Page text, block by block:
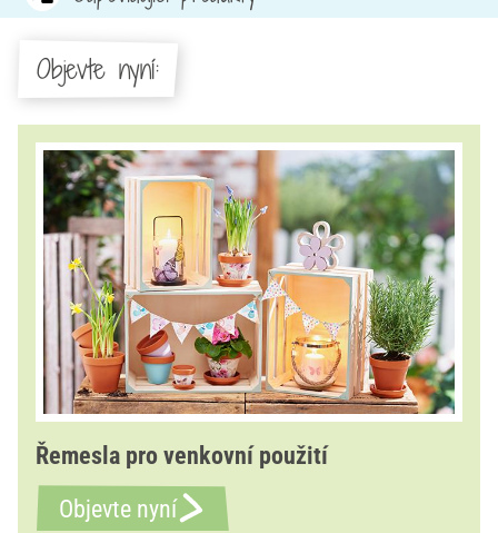
Objevte nyní:
Řemesla pro venkovní použití
Objevte nyní